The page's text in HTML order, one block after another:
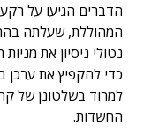
הדברים הגיעו על רקע
המהוללת, שעלתה
נטולי ניסיון את
כדי להקפיץ את ערכן
למרוד בשלטונן של
החשדות.